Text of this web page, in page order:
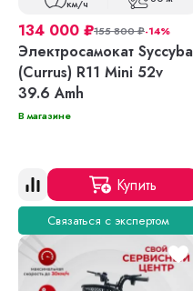
км/ч
134 000 ₽155 800₽-14%
Электросамокат Syccyba
(Currus) R11 Mini 52v
39.6 Amh
В магазине
Купить
Связаться с экспертом